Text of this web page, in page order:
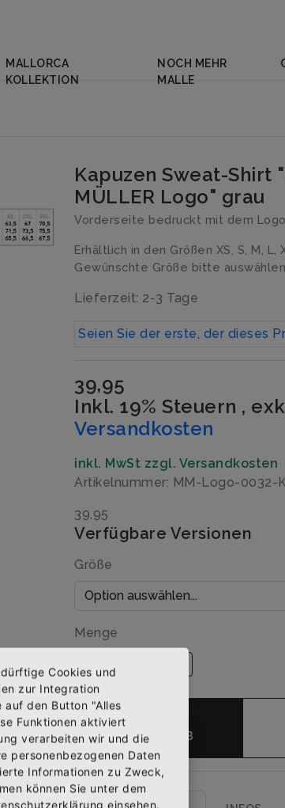
Kapuzen Sweat-Shirt
MÜLLER Logo" grau
Vorderseite bedruckt mit dem Logo
Erhältlich in den Größen XS, S, M, L,
Gewünschte Größe bitte auswählen
Lieferzeit: 2-3 Tage
Seien Sie der erste, der dieses
39,95
Inkl. 19% Steuern ,
Versandkosten
inkl. MwSt zzgl. Versandkosten
Artikelnummer: MM-Logo-0032-
39,95
Verfügbare Versionen
Größe
Menge
WARENKORB
Newsletter
über neue Produkte und
MALLORCA
KOLLEKTION
NOCH MEHR
MALLE
Cookies und
zur Integration
auf den Button "Alles
Funktionen aktiviert
verarbeiten wir und die
personenbezogenen Daten
Informationen zu Zweck,
können Sie unter dem
einsehen.